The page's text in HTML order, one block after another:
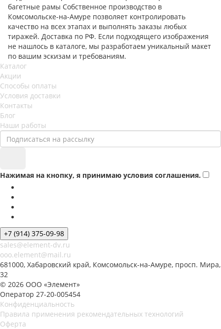
багетные рамы Собственное производство в
Комсомольске-на-Амуре позволяет контролировать
качество на всех этапах и выполнять заказы любых
тиражей. Доставка по РФ. Если подходящего изображения
не нашлось в каталоге, мы разработаем уникальный макет
по вашим эскизам и требованиям.
Каталог
Акции
Способы оплаты
Условия доставки
Контакты
Блог
Наши работы
Нажимая на кнопку, я принимаю условия соглашения.
+7 (914) 375-09-98
sales@element-dv.ru
ooo.element@mail.ru
681000, Хабаровский край, Комсомольск-на-Амуре, просп. Мира,
32
© 2026 ООО «Элемент»
Оператор 27-20-005454
Конфиденциальность
Правила применения рекомендательных технологий
Оферта